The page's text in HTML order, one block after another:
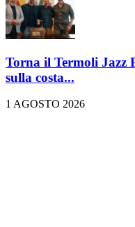
Torna il Termoli Jazz
sulla costa...
1 AGOSTO 2026